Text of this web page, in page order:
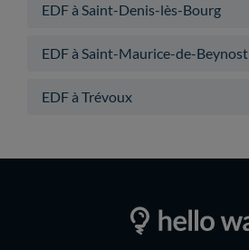
EDF à Saint-Denis-lès-Bourg
EDF à Saint-Maurice-de-Beynost
EDF à Trévoux